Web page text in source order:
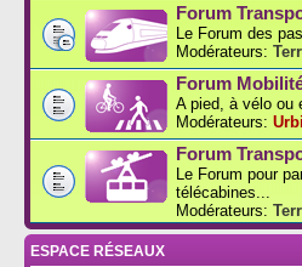
Forum
Le Forum des
Modérateurs:
Forum
A pied, à vélo ou
Modérateurs:
Forum
Le Forum pour
télécabines...
Modérateurs:
ESPACE RÉSEAUX